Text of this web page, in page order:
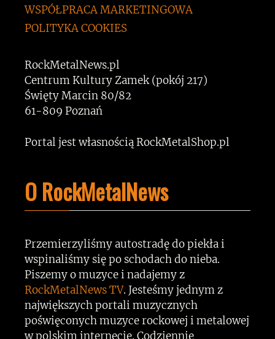
WSPÓŁPRACA MARKETINGOWA
POLITYKA COOKIES
RockMetalNews.pl
Centrum Kultury Zamek (pokój 217)
Święty Marcin 80/82
61-809 Poznań
Portal jest własnością RockMetalShop.pl
O RockMetalNews
Przemierzyliśmy autostradę do piekła i
wspinaliśmy się po schodach do nieba.
Piszemy o muzyce i nadajemy z
RockMetalNews TV. Jesteśmy jednym z
największych portali muzycznych
poświęconych muzyce rockowej i metalowej
w polskim internecie. Codziennie